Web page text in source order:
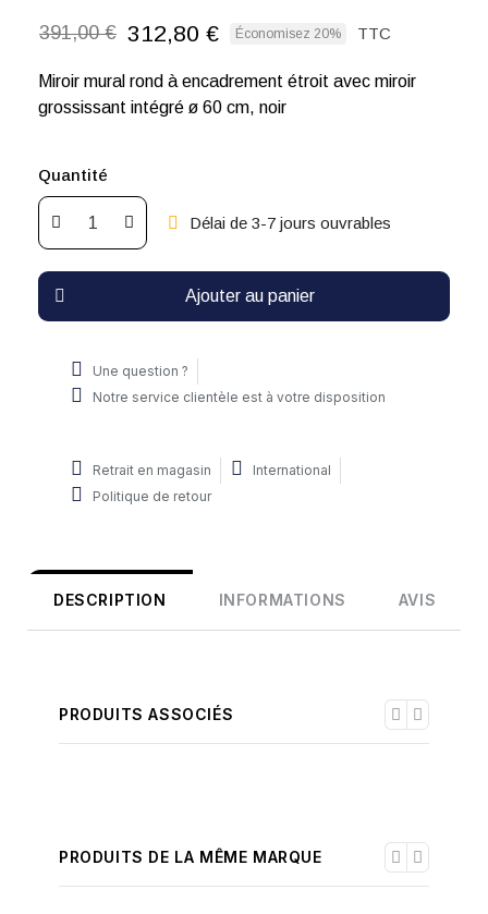
391,00 € 312,80 € Économisez 20% TTC
Miroir mural rond à encadrement étroit avec miroir
grossissant intégré ø 60 cm, noir
Quantité
Délai de 3-7 jours ouvrables
Ajouter au panier
Une question ?
Notre service clientèle est à votre disposition
Retrait en magasin
International
Politique de retour
DESCRIPTION INFORMATIONS AVIS
PRODUITS ASSOCIÉS
PRODUITS DE LA MÊME MARQUE